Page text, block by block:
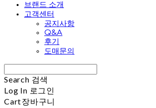
브랜드 소개
고객센터
공지사항
Q&A
후기
도매문의
Search 검색
Log In 로그인
Cart장바구니